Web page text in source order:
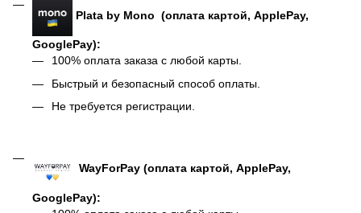
Plata by Mono (оплата картой, ApplePay,
GooglePay):
100% оплата заказа с любой карты.
Быстрый и безопасный способ оплаты.
Не требуется регистрации.
WayForPay (оплата картой, ApplePay,
GooglePay):